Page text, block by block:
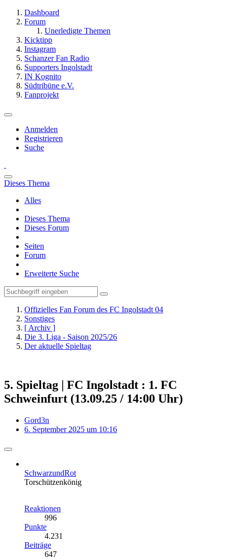
Dashboard
Forum
Unerledigte Themen
Kicktipp
Instagram
Schanzer Fan Radio
Supporters Ingolstadt
IN Kognito
Südtribüne e.V.
Fanprojekt
Anmelden
Registrieren
Suche
Dieses Thema
Alles
Dieses Thema
Dieses Forum
Seiten
Forum
Erweiterte Suche
Offizielles Fan Forum des FC Ingolstadt 04
Sonstiges
[ Archiv ]
Die 3. Liga - Saison 2025/26
Der aktuelle Spieltag
5. Spieltag | FC Ingolstadt : 1. FC
Schweinfurt (13.09.25 / 14:00 Uhr)
Gord3n
6. September 2025 um 10:16
SchwarzundRot
Torschützenkönig
Reaktionen
996
Punkte
4.231
Beiträge
647